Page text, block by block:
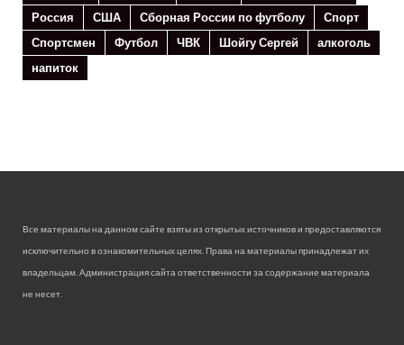
Россия
США Сборная России по футболу
Спорт
Спортсмен
Футбол ЧВК Шойгу Сергей
алкоголь
напиток
Все материалы на данном сайте взяты из открытых источников и предоставляются
исключительно в ознакомительных целях. Права на материалы принадлежат их
владельцам. Администрация сайта ответственности за содержание материала
не несет.